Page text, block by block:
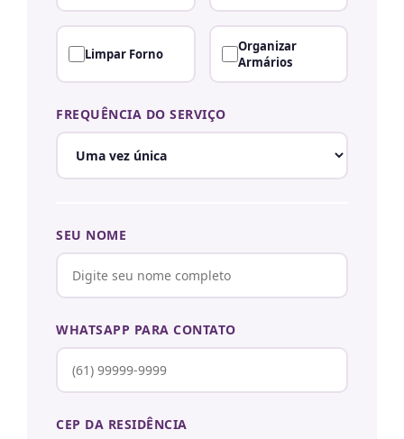
Limpar Forno
Organizar
Armários
FREQUÊNCIA DO SERVIÇO
SEU NOME
WHATSAPP PARA CONTATO
CEP DA RESIDÊNCIA